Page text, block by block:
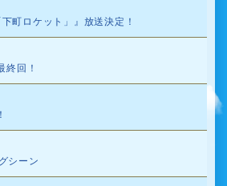
町ロケット」』放送決定！
終回！
シーン